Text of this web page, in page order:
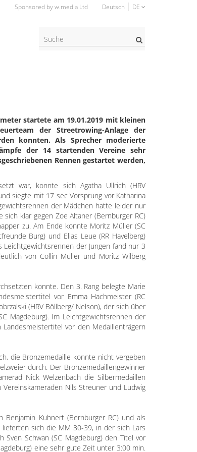
Sponsored by w.media Ltd Deutsch DE
Suche?
startete am 19.01.2019 mit kleinen
der Streetrowing-Anlage der
konnten. Als Sprecher moderierte
der 14 startenden Vereine sehr
Rennen gestartet werden,
war, konnte sich Agatha Ullrich (HRV
siegte mit 17 sec Vorsprung vor Katharina
der Mädchen hatte leider nur
klar gegen Zoe Altaner (Bernburger RC)
zu. Am Ende konnte Moritz Müller (SC
Burg) und Elias Leue (RR Havelberg)
der Jungen fand nur 3
von Collin Müller und Moritz Wilberg
konnte. Den 3. Rang belegte Marie
vor Emma Hachmeister (RC
(HRV Böllberg/ Nelson), der sich über
Magdeburg). Im Leichtgewichtsrennen der
vor den Medaillenträgern
die Bronzemedaille konnte nicht vergeben
durch. Der Bronzemedaillengewinner
Nick Welzenbach die Silbermedaillen
Nils Streuner und Ludwig
Kuhnert (Bernburger RC) und als
lieferten sich die MM 30-39, in der sich Lars
Schwan (SC Magdeburg) den Titel vor
eine sehr gute Zeit unter 3:00 min.